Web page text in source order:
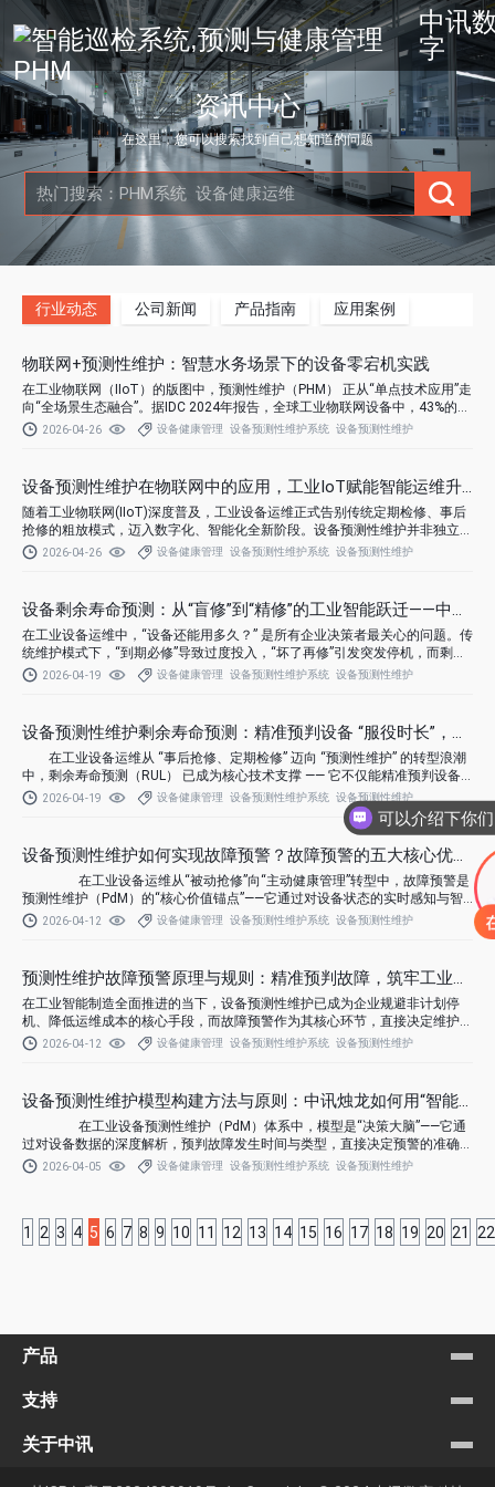
中讯
字
资讯中心
在这里，您可以搜索找到自己想知道的问题
行业动态 公司新闻 产品指南 应用案例
物联网+预测性维护：智慧水务场景下的设备零宕机实践
在工业物联网（IIoT）的版图中，预测性维护（PHM） 正从“单点技术应用”走
向“全场景生态融合”。据IDC 2024年报告，全球工业物联网设备中，43%的故
障可通过物联网感知+预测性维护避免，平均降低运维成本38%。
2026-04-26 设备健康管理 设备预测性维护系统 设备预测性维护
设备预测性维护在物联网中的应用，工业IoT赋能智能运维升级
随着工业物联网(IIoT)深度普及，工业设备运维正式告别传统定期检修、事后
抢修的粗放模式，迈入数字化、智能化全新阶段。设备预测性维护并非独立运
行的运维工具，必须依托物联网技术实现数据互通、状态感知与智能分析，才
2026-04-26 设备健康管理 设备预测性维护系统 设备预测性维护
设备剩余寿命预测：从“盲修”到“精修”的工业智能跃迁——中讯烛
在工业设备运维中，“设备还能用多久？” 是所有企业决策者最关心的问题。传
统维护模式下，“到期必修”导致过度投入，“坏了再修”引发突发停机，而剩余
寿命（RUL）预测通过数据智能给出精准答案，成为平衡“维护成本”与“停机风
2026-04-19 设备健康管理 设备预测性维护系统 设备预测性维护
设备预测性维护剩余寿命预测：精准预判设备 “服役时长”，赋能
在工业设备运维从 “事后抢修、定期检修” 迈向 “预测性维护” 的转型浪潮
中，剩余寿命预测（RUL） 已成为核心技术支撑 —— 它不仅能精准预判设备
从当前状态到失效的剩余运行时长，更能为备件采购、维护排程、生产调度提
供科学依据，彻底解决 “过度维护浪费、欠维护停机” 的行业痛点。
2026-04-19 设备健康管理 设备预测性维护系统 设备预测性维护
设备预测性维护如何实现故障预警？故障预警的五大核心优势解
预测性维护（PdM）的“核心价值锚点”——它通过对设备状态的实时感知与智
能分析，在故障发生前发出精准信号，让企业从“救火队员”变身“健康管家”。
2026-04-12 设备健康管理 设备预测性维护系统 设备预测性维护
预测性维护故障预警原理与规则：精准预判故障，筑牢工业智能
在工业智能制造全面推进的当下，设备预测性维护已成为企业规避非计划停
机、降低运维成本的核心手段，而故障预警作为其核心环节，直接决定维护策
略的有效性与及时性。
2026-04-12 设备健康管理 设备预测性维护系统 设备预测性维护
设备预测性维护模型构建方法与原则：中讯烛龙如何用“智能大
过对设备数据的深度解析，预判故障发生时间与类型，直接决定预警的准确性
与维护的有效性。然而，据《2024工业AI模型落地报告》显示，72%的PdM
2026-04-05 设备健康管理 设备预测性维护系统 设备预测性维护
1 2 3 4 5 6 7 8 9 10 11 12 13 14 15 16 17 18 19 20 21 22
产品
支持
关于中讯